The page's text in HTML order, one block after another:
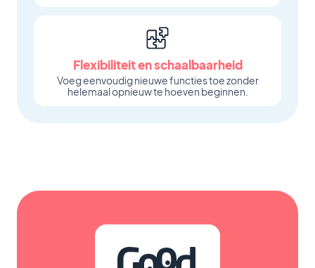
Flexibiliteit en schaalbaarheid
Voeg eenvoudig nieuwe functies toe zonder
helemaal opnieuw te hoeven beginnen.